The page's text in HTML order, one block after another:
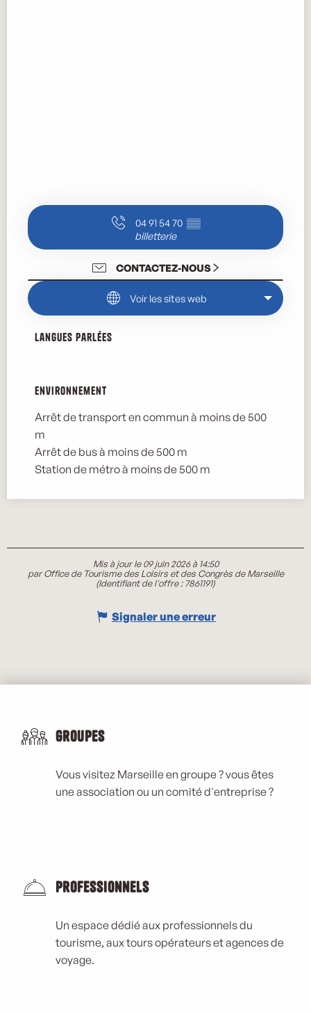
04 91 54 70 ▒▒
billetterie
CONTACTEZ-NOUS
Voir les sites web
Langues parlées
Langues parlées
Environnement
Environnement
Arrêt de transport en commun à moins de 500
m
Arrêt de bus à moins de 500 m
Station de métro à moins de 500 m
Mis à jour le 09 juin 2026 à 14:50
par Office de Tourisme des Loisirs et des Congrès de Marseille
(Identifiant de l'offre : 7861191)
Signaler une erreur
Groupes
Vous visitez Marseille en groupe ? vous êtes
une association ou un comité d'entreprise ?
Professionnels
Un espace dédié aux professionnels du
tourisme, aux tours opérateurs et agences de
voyage.